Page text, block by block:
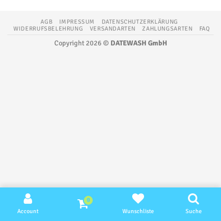
AGB IMPRESSUM
DATENSCHUTZERKLÄRUNG
WIDERRUFSBELEHRUNG
VERSANDARTEN ZAHLUNGSARTEN FAQ
Copyright 2026 © DATEWASH GmbH
Account
0
Wunschliste
Suche